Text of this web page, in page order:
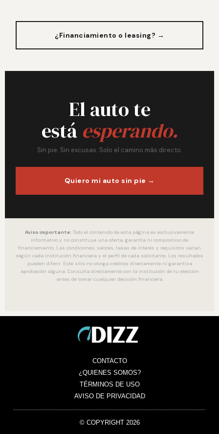
¿Financiamiento o leasing? →
El auto te
está esperando.
Sin pie. Sin excusas. Solo el camino más directo.
Quiero mi auto sin pie →
Aviso importante: Todo el contenido de esta página es exclusivamente
informativo y no constituye una oferta, garantía ni compromiso de
financiamiento. Las condiciones, valores, tasas de interés y requisitos varían
según cada institución financiera y el perfil de cada solicitante. Los resultados
pueden diferir. Este sitio no otorga créditos directamente ni garantiza
aprobación alguna. Consulta directamente con la institución de tu elección
antes de tomar cualquier decisión financiera.
CONTACTO
¿QUIENES SOMOS?
TÉRMINOS DE USO
AVISO DE PRIVACIDAD
© COPYRIGHT 2026